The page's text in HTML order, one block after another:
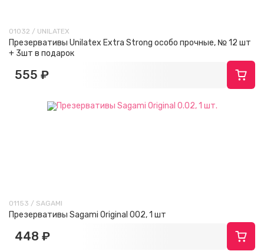
01032 / UNILATEX
Презервативы Unilatex Extra Strong особо прочные, № 12 шт
+ 3шт в подарок
555 ₽
01153 / SAGAMI
Презервативы Sagami Original 002, 1 шт
448 ₽